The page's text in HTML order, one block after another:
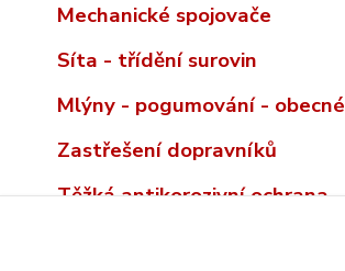
Mechanické spojovače
Síta - třídění surovin
Mlýny - pogumování - obecné
Zastřešení dopravníků
Těžká antikorozivní ochrana